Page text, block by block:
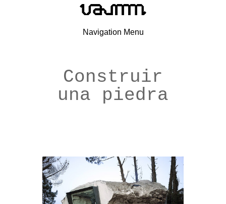
Navigation Menu
Construir
una piedra